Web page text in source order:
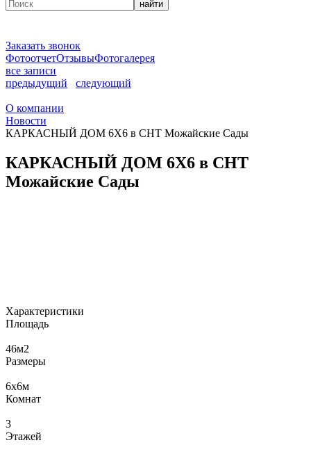
найти
Заказать звонок
ФотоотчетОтзывыФотогалерея
все записи
предыдущий
следующий
О компании
Новости
КАРКАСНЫЙ ДОМ 6Х6 в СНТ Можайские Сады
КАРКАСНЫЙ ДОМ 6Х6 в СНТ
Можайские Сады
Характеристики
Площадь
46м2
Размеры
6х6м
Комнат
3
Этажей